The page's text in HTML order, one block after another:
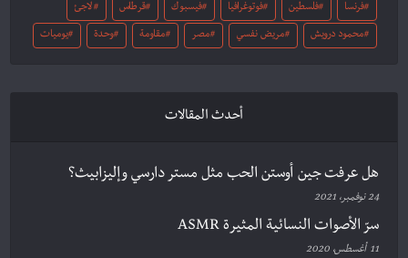
فرنسا فلسطين فوتوغرافيا فيسبوك قرطاس لاجئ
محمود درويش مريض نفسي مصر مقاومة وحدة يوميات
أحدث المقالات
هل عرفت جين أوستن الحب مثل مستر دارسي وإليزابيث؟
24 نوفمبر، 2021
سرّ الأصوات النسائية المثيرة ASMR
11 أغسطس، 2020